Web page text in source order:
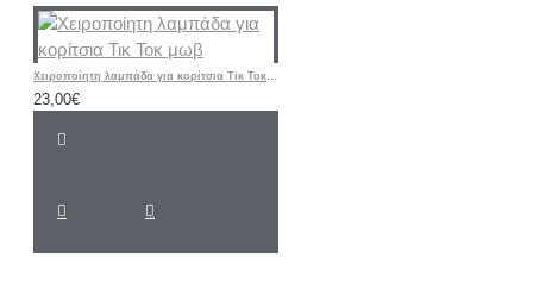
Χειροποίητη λαμπάδα για κορίτσια Τικ Τοκ μωβ
23,00€